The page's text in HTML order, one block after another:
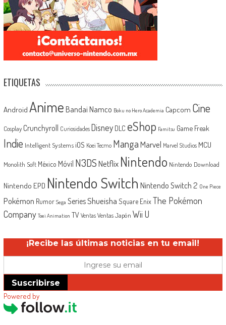
ETIQUETAS
Android Anime Bandai Namco Boku no Hero Academia Capcom Cine
Cosplay Crunchyroll Curiosidades Disney DLC eShop Famitsu Game Freak
Indie Intelligent Systems iOS Koei Tecmo MangaMarvel Marvel Studios MCU
Monolith Soft México Móvil N3DSNetflix Nintendo Nintendo Download
Nintendo EPD Nintendo Switch Nintendo Switch 2 One Piece
Pokémon Rumor Sega SeriesShueisha Square EnixThe Pokémon
Company Toei Animation TV Ventas Ventas Japón Wii U
¡Recibe las últimas noticias en tu email!
Suscribirse
Powered by